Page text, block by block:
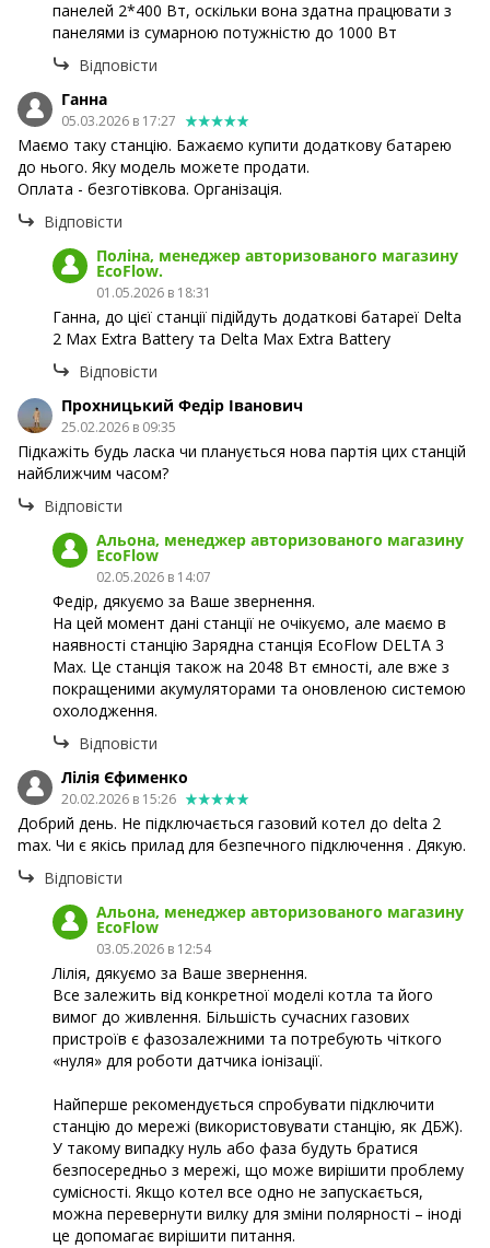
панелей 2*400 Вт, оскільки вона здатна працювати з
панелями із сумарною потужністю до 1000 Вт
Відповісти
Ганна
05.03.2026 в 17:27
Маємо таку станцію. Бажаємо купити додаткову батарею
до нього. Яку модель можете продати.
Оплата - безготівкова. Організація.
Відповісти
Поліна, менеджер авторизованого магазину
EcoFlow.
01.05.2026 в 18:31
Ганна, до цієї станції підійдуть додаткові батареї Delta
2 Max Extra Battery та Delta Max Extra Battery
Відповісти
Прохницький Федір Іванович
25.02.2026 в 09:35
Підкажіть будь ласка чи планується нова партія цих станцій
найближчим часом?
Відповісти
Альона, менеджер авторизованого магазину
EcoFlow
02.05.2026 в 14:07
Федір, дякуємо за Ваше звернення.
На цей момент дані станції не очікуємо, але маємо в
наявності станцію Зарядна станція EcoFlow DELTA 3
Max. Це станція також на 2048 Вт ємності, але вже з
покращеними акумуляторами та оновленою системою
охолодження.
Відповісти
Лілія Єфименко
20.02.2026 в 15:26
Добрий день. Не підключається газовий котел до delta 2
max. Чи є якісь прилад для безпечного підключення . Дякую.
Відповісти
Альона, менеджер авторизованого магазину
EcoFlow
03.05.2026 в 12:54
Лілія, дякуємо за Ваше звернення.
Все залежить від конкретної моделі котла та його
вимог до живлення. Більшість сучасних газових
пристроїв є фазозалежними та потребують чіткого
«нуля» для роботи датчика іонізації.
Найперше рекомендується спробувати підключити
станцію до мережі (використовувати станцію, як ДБЖ).
У такому випадку нуль або фаза будуть братися
безпосередньо з мережі, що може вирішити проблему
сумісності. Якщо котел все одно не запускається,
можна перевернути вилку для зміни полярності – іноді
це допомагає вирішити питання.